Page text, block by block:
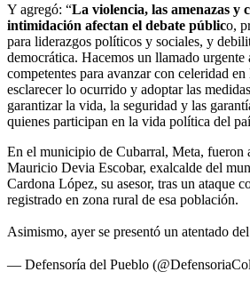
Y agregó: “La violencia, las amenazas y
intimidación afectan el debate público,
para liderazgos políticos y sociales, y
democrática. Hacemos un llamado urgente
competentes para avanzar con celeridad
esclarecer lo ocurrido y adoptar las
garantizar la vida, la seguridad y las
quienes participan en la vida política del
En el municipio de Cubarral, Meta, fueron
Mauricio Devia Escobar, exalcalde del
Cardona López, su asesor, tras un ataque
registrado en zona rural de esa población.
Asimismo, ayer se presentó un atentado
— Defensoría del Pueblo